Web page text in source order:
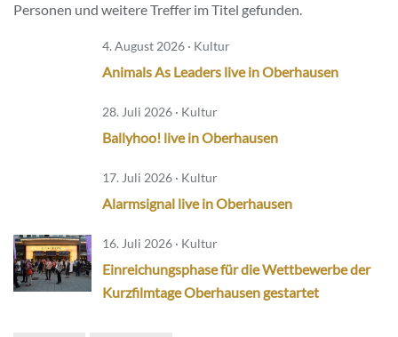
Personen und weitere Treffer im Titel gefunden.
4. August 2026 · Kultur
Animals As Leaders live in Oberhausen
28. Juli 2026 · Kultur
Ballyhoo! live in Oberhausen
17. Juli 2026 · Kultur
Alarmsignal live in Oberhausen
16. Juli 2026 · Kultur
Einreichungsphase für die Wettbewerbe der
Kurzfilmtage Oberhausen gestartet